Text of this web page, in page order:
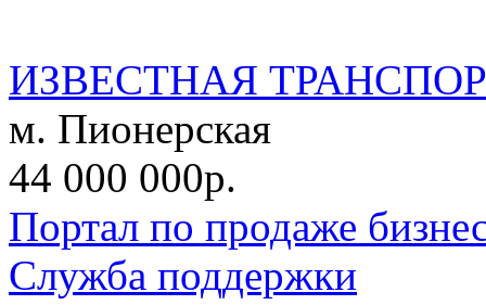
ИЗВЕСТНАЯ
м. Пионерская
44 000 000р.
Портал по продаже
Служба поддержки